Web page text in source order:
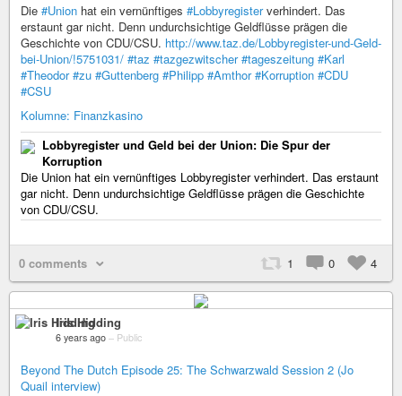
Die #Union hat ein vernünftiges #Lobbyregisterverhindert. Das
erstaunt gar nicht. Denn undurchsichtige Geldflüsse prägen die
Geschichte von CDU/CSU. http://www.taz.de/Lobbyregister-und-Geld-
bei-Union/!5751031/ #taz #tazgezwitscher #tageszeitung #Karl
#Theodor #zu #Guttenberg #Philipp #Amthor #Korruption #CDU
#CSU
Kolumne: Finanzkasino
Lobbyregister und Geld bei der Union: Die Spur der
Korruption
Die Union hat ein vernünftiges Lobbyregister verhindert. Das erstaunt
gar nicht. Denn undurchsichtige Geldflüsse prägen die Geschichte
von CDU/CSU.
0 comments 1 0 4
Iris Hidding
6 years ago – Public
Beyond The Dutch Episode 25: The Schwarzwald Session 2 (Jo
Quail interview)